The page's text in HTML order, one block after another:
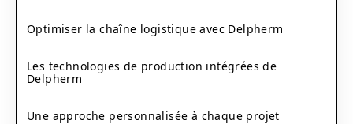
Optimiser la chaîne logistique avec Delpherm
Les technologies de production intégrées de
Delpherm
Une approche personnalisée à chaque projet